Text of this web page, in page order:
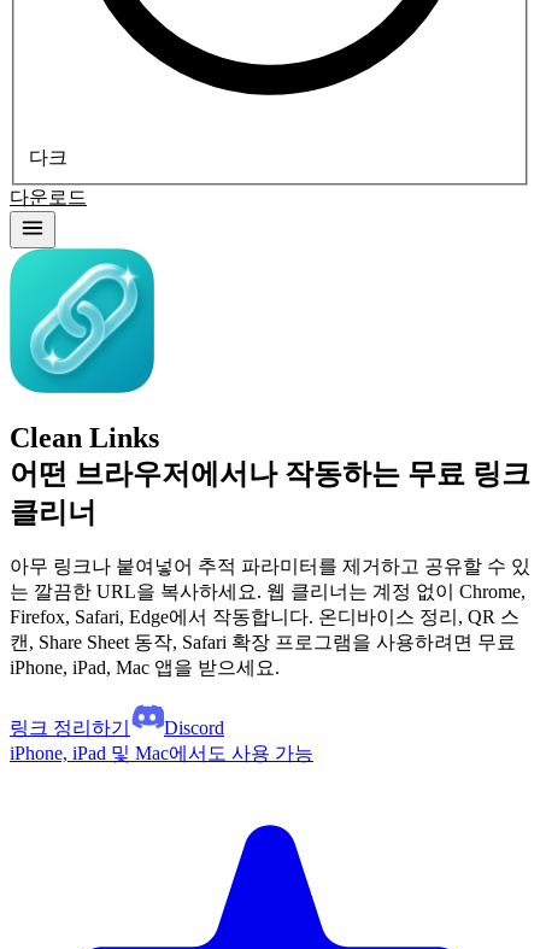
다크
다운로드
Clean Links
어떤 브라우저에서나 작동하는 무료 링크
클리너
아무 링크나 붙여넣어 추적 파라미터를 제거하고 공유할 수 있
는 깔끔한 URL을 복사하세요. 웹 클리너는 계정 없이 Chrome,
Firefox, Safari, Edge에서 작동합니다. 온디바이스 정리, QR 스
캔, Share Sheet 동작, Safari 확장 프로그램을 사용하려면 무료
iPhone, iPad, Mac 앱을 받으세요.
링크 정리하기
Discord
iPhone, iPad 및 Mac에서도 사용 가능